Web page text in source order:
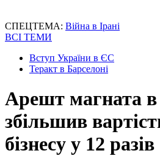
СПЕЦТЕМА: Війна в Ірані
ВСІ ТЕМИ
Вступ України в ЄС
Теракт в Барселоні
Арешт магната в
збільшив
бізнесу у 12 разів